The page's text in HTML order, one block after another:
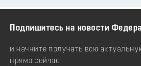
Подпишитесь на новости
и начните получать всю
прямо сейчас